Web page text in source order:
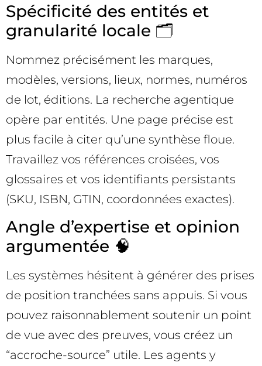
Spécificité des entités et
granularité locale 🗂️
Nommez précisément les marques,
modèles, versions, lieux, normes, numéros
de lot, éditions. La recherche agentique
opère par entités. Une page précise est
plus facile à citer qu’une synthèse floue.
Travaillez vos références croisées, vos
glossaires et vos identifiants persistants
(SKU, ISBN, GTIN, coordonnées exactes).
Angle d’expertise et opinion
argumentée 🧠
Les systèmes hésitent à générer des prises
de position tranchées sans appuis. Si vous
pouvez raisonnablement soutenir un point
de vue avec des preuves, vous créez un
“accroche-source” utile. Les agents y